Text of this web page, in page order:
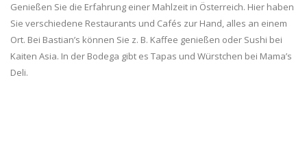
Genießen Sie die Erfahrung einer Mahlzeit in Österreich. Hier haben
Sie verschiedene Restaurants und Cafés zur Hand, alles an einem
Ort. Bei Bastian’s können Sie z. B. Kaffee genießen oder Sushi bei
Kaiten Asia. In der Bodega gibt es Tapas und Würstchen bei Mama’s
Deli.